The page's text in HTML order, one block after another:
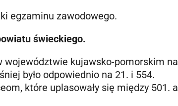
egzaminu zawodowego.
świeckiego.
województwie kujawsko-pomorskim na
było odpowiednio na 21. i 554.
które uplasowały się między 501. a